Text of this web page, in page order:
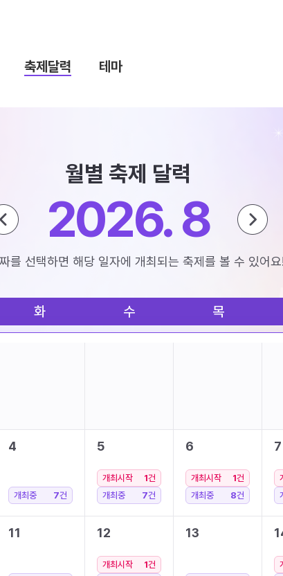
축제달력 테마
월별 축제 달력
2026. 8
를 선택하면 해당 일자에 개최되는 축제를 볼 수 있어
화 수 목
4
개최중 7건
5
개최시작 1건
개최중
7건
6
개최시작 1건
개최중
8건
7
11 12
개최시작 1건
13